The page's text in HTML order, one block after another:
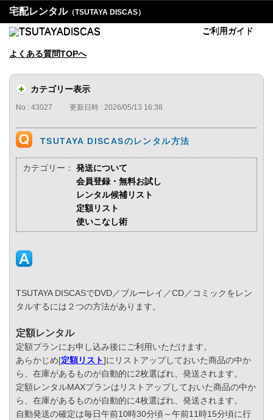
宅配レンタル（TSUTAYA DISCAS）
ご利用ガイド
よくある質問TOPへ
カテゴリー表示
No : 43027 更新日時 : 2026/05/13 16:38
TSUTAYA DISCASのレンタル方法
カテゴリー：
発送について
会員登録・無料お試し
レンタル候補リスト
定額リスト
使いこなし術
TSUTAYA DISCASでDVD／ブルーレイ／CD／コミックをレン
タルするには２つの方法があります。
定額レンタル
定額プランにお申し込み後にご利用いただけます。
あらかじめ[定額リスト]にリストアップしておいた商品の中か
ら、在庫があるものが自動的に2枚選ばれ、発送されます。
定額レンタルMAXプランはリストアップしておいた商品の中か
ら、在庫があるものが自動的に4枚選ばれ、発送されます。
自動発送の確定は毎日午前10時30分頃～午前11時15分頃に行